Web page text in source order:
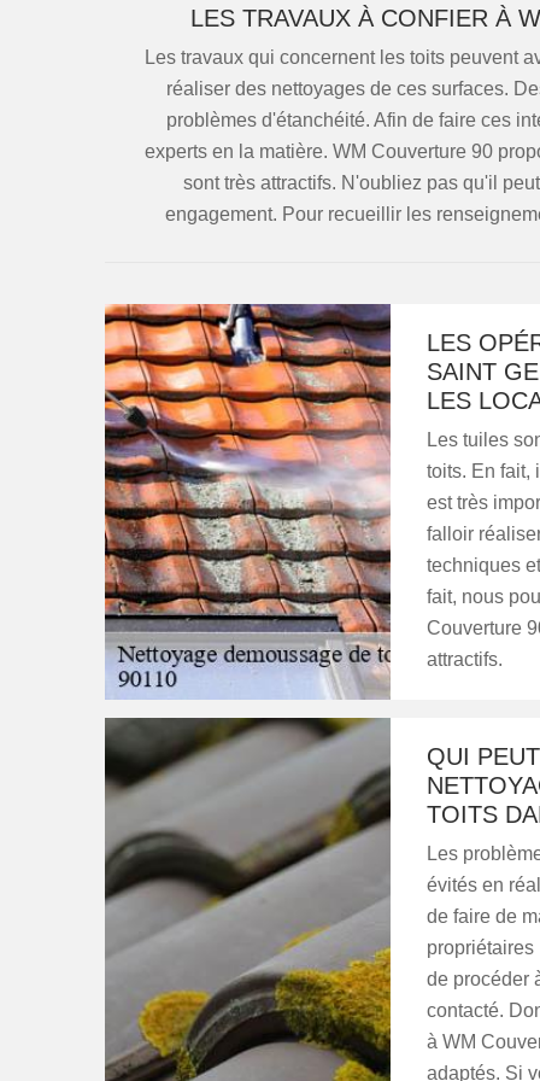
LES TRAVAUX À CONFIER À
Les travaux qui concernent les toits peuvent
réaliser des nettoyages de ces surfaces.
problèmes d'étanchéité. Afin de faire ces
experts en la matière. WM Couverture 90
sont très attractifs. N'oubliez pas qu'il
engagement. Pour recueillir les
LES
SAINT
LES
Les tuiles
toits. En fait,
est très
falloir
techniques
fait, nous
Couverture
attractifs.
QUI
TOITS
Les
évités en
de faire de
propriétaires
de procéder
contacté.
à WM
adaptés. Si